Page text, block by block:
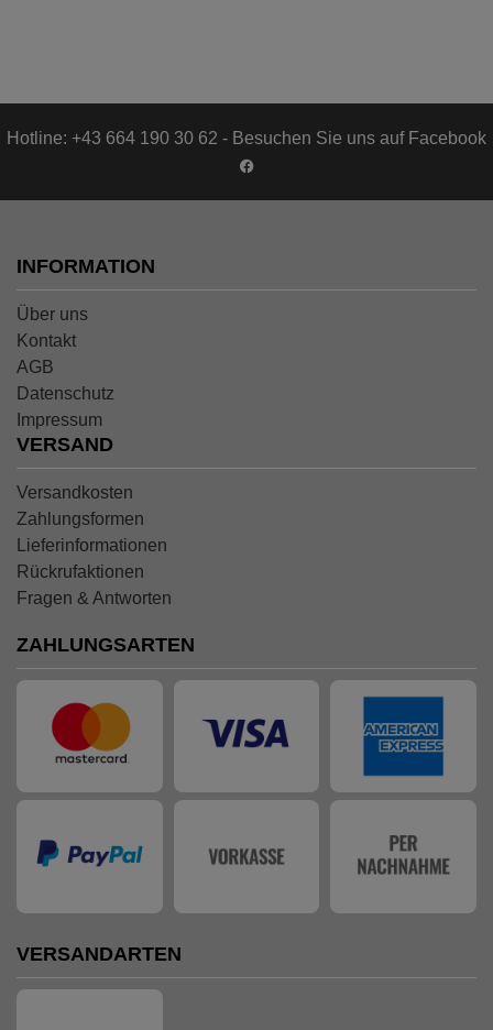
Hotline: +43 664 190 30 62 - Besuchen Sie uns auf Facebook
INFORMATION
Über uns
Kontakt
AGB
Datenschutz
Impressum
VERSAND
Versandkosten
Zahlungsformen
Lieferinformationen
Rückrufaktionen
Fragen & Antworten
ZAHLUNGSARTEN
VERSANDARTEN